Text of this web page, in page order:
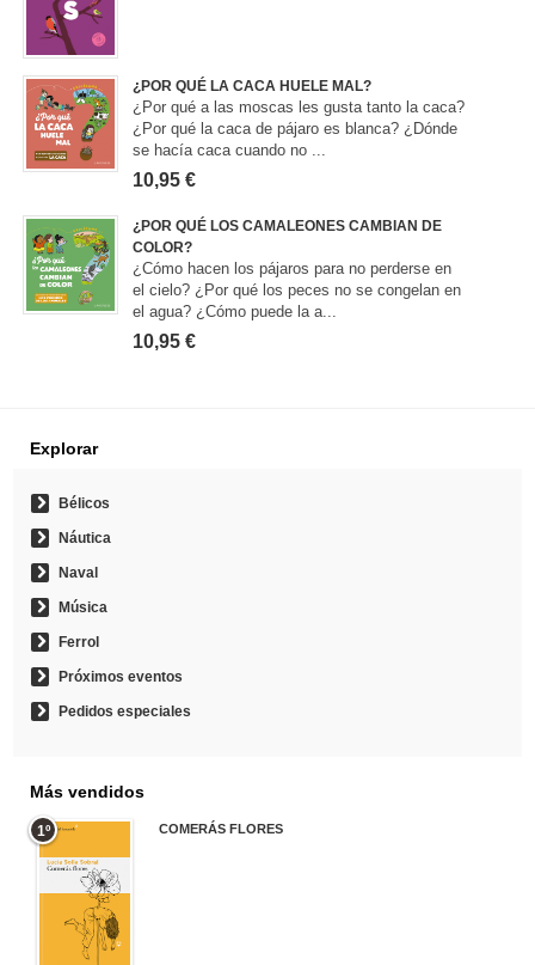
¿POR QUÉ LA CACA HUELE MAL?
¿Por qué a las moscas les gusta tanto la caca?
¿Por qué la caca de pájaro es blanca? ¿Dónde
se hacía caca cuando no ...
10,95 €
¿POR QUÉ LOS CAMALEONES CAMBIAN DE
COLOR?
¿Cómo hacen los pájaros para no perderse en
el cielo? ¿Por qué los peces no se congelan en
el agua? ¿Cómo puede la a...
10,95 €
Explorar
Bélicos
Náutica
Naval
Música
Ferrol
Próximos eventos
Pedidos especiales
Más vendidos
1º COMERÁS FLORES